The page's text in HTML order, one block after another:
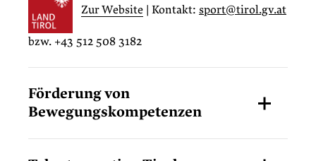
Zur Website | Kontakt: sport@tirol.gv.at
bzw. +43 512 508 3182
Förderung von
Bewegungskompetenzen